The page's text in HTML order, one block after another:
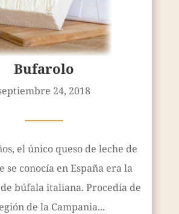
Bufarolo
24, 2018
————
el único queso de leche de
se conocía en España era la
búfala italiana. Procedía de
de la Campania...